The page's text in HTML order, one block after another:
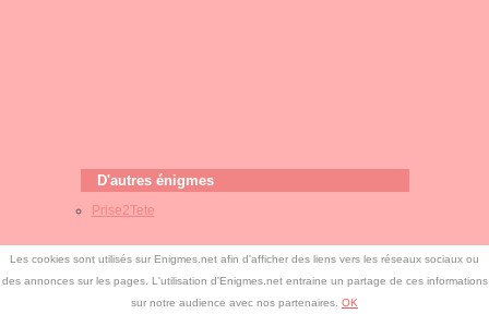
D'autres énigmes
Prise2Tete
Les cookies sont utilisés sur Enigmes.net afin d'afficher des liens vers les réseaux sociaux ou
des annonces sur les pages. L'utilisation d'Enigmes.net entraine un partage de ces informations
sur notre audience avec nos partenaires. OK